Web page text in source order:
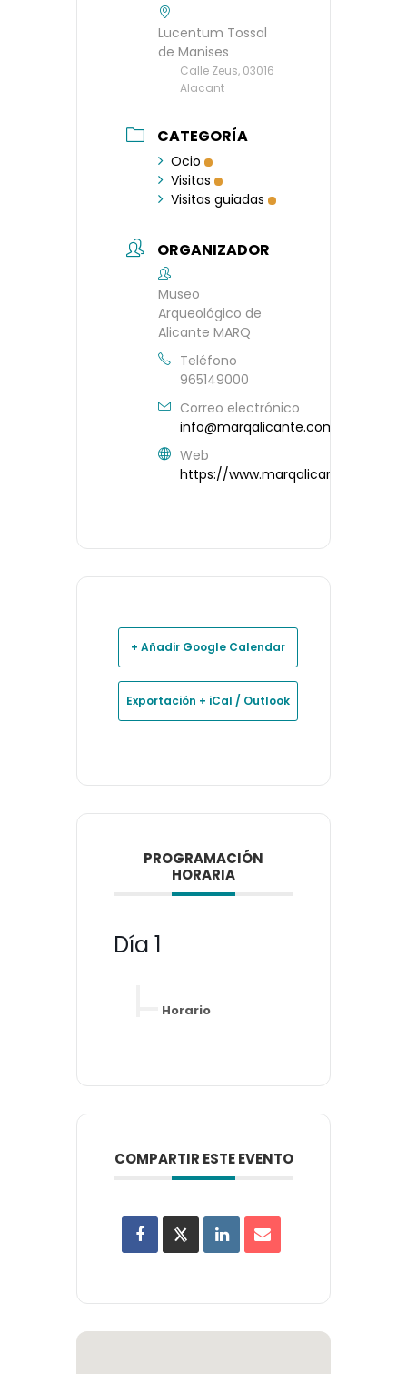
Lucentum Tossal
de Manises
Calle Zeus, 03016
Alacant
CATEGORÍA
Ocio
Visitas
Visitas guiadas
ORGANIZADOR
Museo
Arqueológico de
Alicante MARQ
Teléfono
965149000
Correo electrónico
info@marqalicante.com
Web
https://www.marqalicante.com/
+ Añadir Google Calendar
Exportación + iCal / Outlook
PROGRAMACIÓN
HORARIA
Día 1
Horario
COMPARTIR ESTE EVENTO